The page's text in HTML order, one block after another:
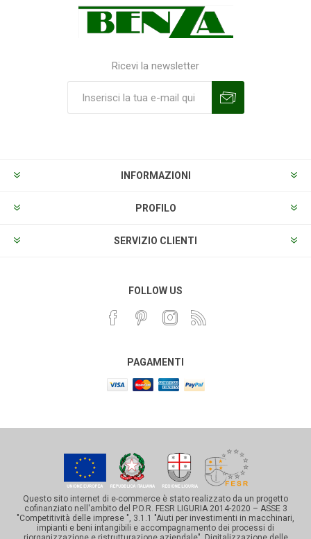
Ricevi la newsletter
INFORMAZIONI
PROFILO
SERVIZIO CLIENTI
FOLLOW US
PAGAMENTI
Questo sito internet di e-commerce è stato realizzato da un progetto
cofinanziato nell'ambito del P.O.R. FESR LIGURIA 2014-2020 – ASSE 3
"Competitività delle imprese ", 3.1.1 "Aiuti per investimenti in macchinari,
impianti e beni intangibili e accompagnamento dei processi di